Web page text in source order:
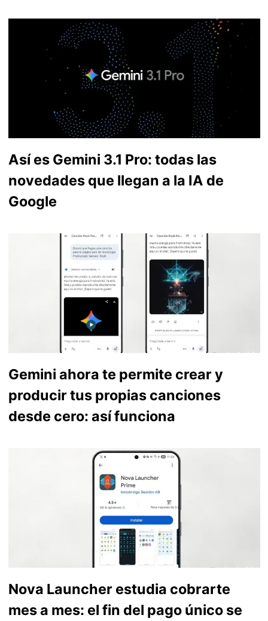
Así es Gemini 3.1 Pro: todas las
novedades que llegan a la IA de
Google
Gemini ahora te permite crear y
producir tus propias canciones
desde cero: así funciona
Nova Launcher estudia cobrarte
mes a mes: el fin del pago único se